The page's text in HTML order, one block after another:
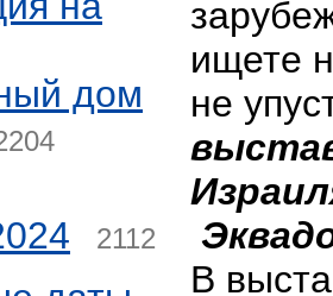
дом
2112
ищете
не
В